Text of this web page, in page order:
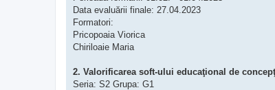
Data evaluării finale: 27.04.2023
Formatori:
Pricopoaia Viorica
Chiriloaie Maria
2. Valorificarea soft-ului educaţional de
Seria: S2 Grupa: G1